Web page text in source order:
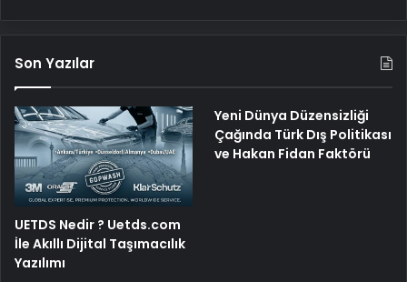
Son Yazılar
UETDS Nedir ? Uetds.com
İle Akıllı Dijital Taşımacılık
Yazılımı
Yeni Dünya Düzensizliği
Çağında Türk Dış Politikası
ve Hakan Fidan Faktörü